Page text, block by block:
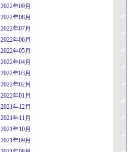
2022年09月
2022年08月
2022年07月
2022年06月
2022年05月
2022年04月
2022年03月
2022年02月
2022年01月
2021年12月
2021年11月
2021年10月
2021年09月